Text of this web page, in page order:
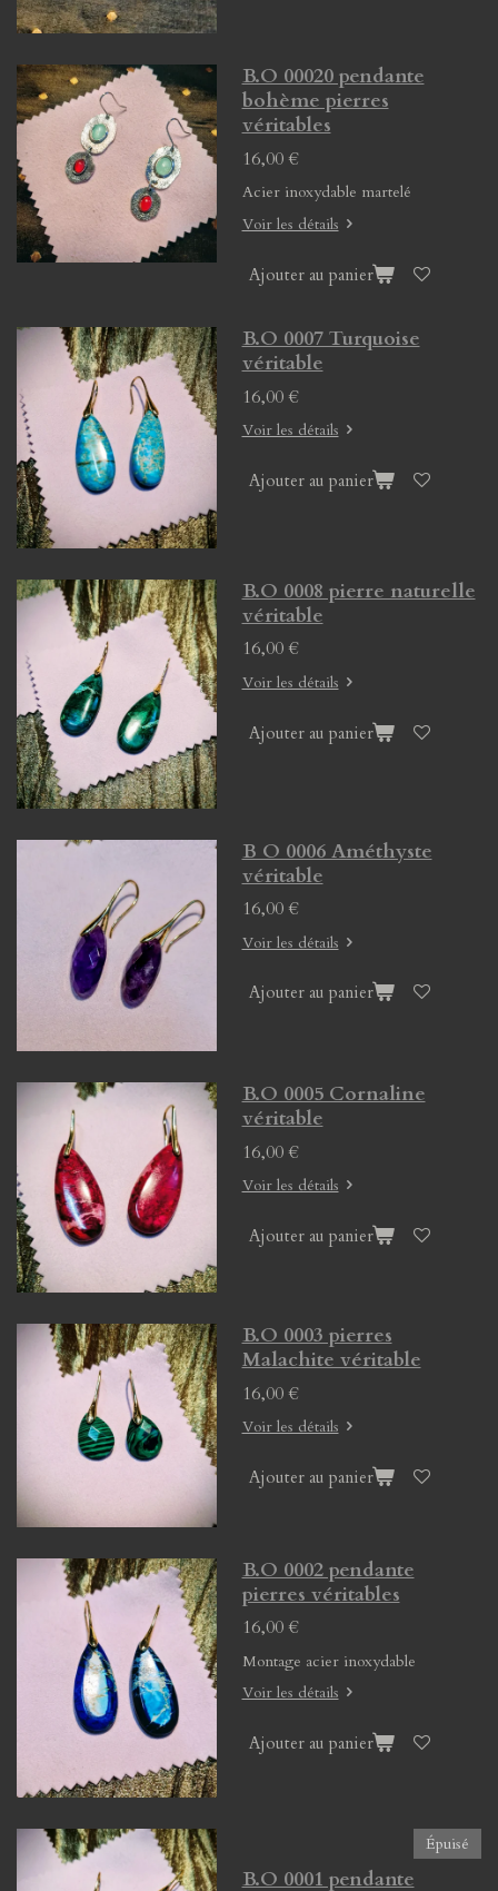
B.O 00020 pendante
bohème pierres
véritables
16,00 €
Acier inoxydable martelé
Voir les détails
Ajouter au panier
B.O 0007 Turquoise
véritable
16,00 €
Voir les détails
Ajouter au panier
B.O 0008 pierre naturelle
véritable
16,00 €
Voir les détails
Ajouter au panier
B O 0006 Améthyste
véritable
16,00 €
Voir les détails
Ajouter au panier
B.O 0005 Cornaline
véritable
16,00 €
Voir les détails
Ajouter au panier
B.O 0003 pierres
Malachite véritable
16,00 €
Voir les détails
Ajouter au panier
B.O 0002 pendante
pierres véritables
16,00 €
Montage acier inoxydable
Voir les détails
Ajouter au panier
Épuisé
B.O 0001 pendante